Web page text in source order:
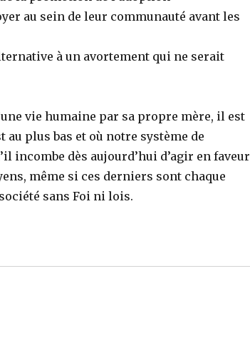
au sein de leur communauté avant les
à un avortement qui ne serait
vie humaine par sa propre mère, il est
au plus bas et où notre système de
incombe dès aujourd’hui d’agir en faveur
même si ces derniers sont chaque
sans Foi ni lois.